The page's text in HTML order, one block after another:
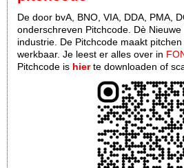
De door bvA, BNO, VIA, DDA, PMA,
onderschreven Pitchcode. Dè
industrie. De Pitchcode maakt
werkbaar. Je leest er alles over in
Pitchcode is hierte downloaden of